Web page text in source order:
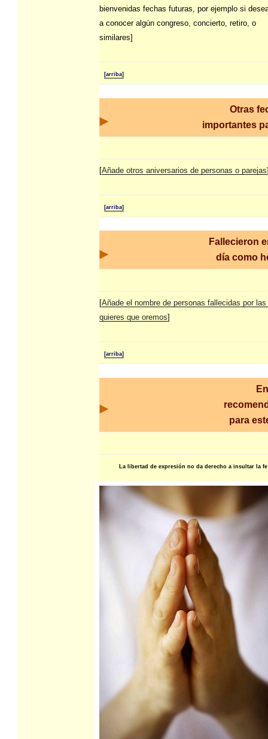
bienvenidas fechas futuras, por ejemplo si
a conocer algún congreso, concierto, retiro, o
similares]
[arriba]
Otras
importantes
[Añade otros aniversarios de personas o parejas
[arriba]
Fallecieron
día como
[Añade el nombre de personas fallecidas por las
quieres que oremos]
[arriba]
para
La libertad de expresión no da derecho a insultar la fe